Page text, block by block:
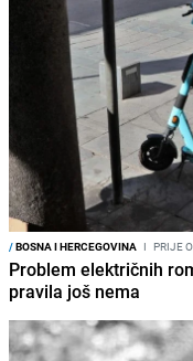
/BOSNA I HERCEGOVINA I PRIJE
Problem električnih
pravila još nema